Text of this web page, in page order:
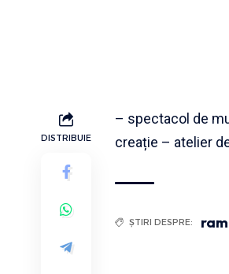
DISTRIBUIE
– spectacol de
creație – atelier
ȘTIRI DESPRE: